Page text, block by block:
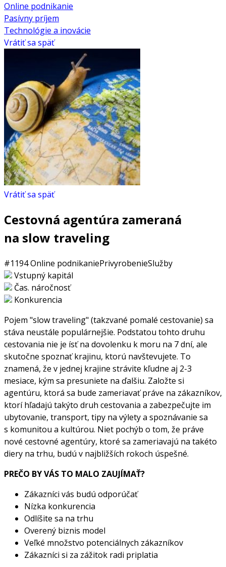
Online podnikanie
Pasívny príjem
Technológie a inovácie
Vrátiť sa späť
Vrátiť sa späť
Cestovná agentúra zameraná
na slow traveling
#1194Online podnikaniePrivyrobenieSlužby
Vstupný kapitál
Čas. náročnosť
Konkurencia
Pojem "slow traveling" (takzvané pomalé cestovanie) sa
stáva neustále populárnejšie. Podstatou tohto druhu
cestovania nie je ísť na dovolenku k moru na 7 dní, ale
skutočne spoznať krajinu, ktorú navštevujete. To
znamená, že v jednej krajine strávite kľudne aj 2-3
mesiace, kým sa presuniete na ďalšiu. Založte si
agentúru, ktorá sa bude zameriavať práve na zákazníkov,
ktorí hľadajú takýto druh cestovania a zabezpečujte im
ubytovanie, transport, tipy na výlety a spoznávanie sa
s komunitou a kultúrou. Niet pochýb o tom, že práve
nové cestovné agentúry, ktoré sa zameriavajú na takéto
diery na trhu, budú v najbližších rokoch úspešné.
PREČO BY VÁS TO MALO ZAUJÍMAŤ?
Zákazníci vás budú odporúčať
Nízka konkurencia
Odlíšite sa na trhu
Overený biznis model
Veľké množstvo potenciálnych zákazníkov
Zákazníci si za zážitok radi priplatia